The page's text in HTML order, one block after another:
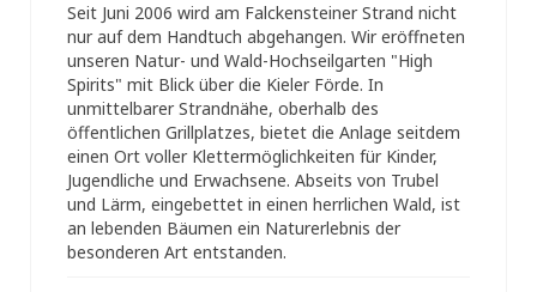
Seit Juni 2006 wird am Falckensteiner Strand nicht
nur auf dem Handtuch abgehangen. Wir eröffneten
unseren Natur- und Wald-Hochseilgarten "High
Spirits" mit Blick über die Kieler Förde. In
unmittelbarer Strandnähe, oberhalb des
öffentlichen Grillplatzes, bietet die Anlage seitdem
einen Ort voller Klettermöglichkeiten für Kinder,
Jugendliche und Erwachsene. Abseits von Trubel
und Lärm, eingebettet in einen herrlichen Wald, ist
an lebenden Bäumen ein Naturerlebnis der
besonderen Art entstanden.